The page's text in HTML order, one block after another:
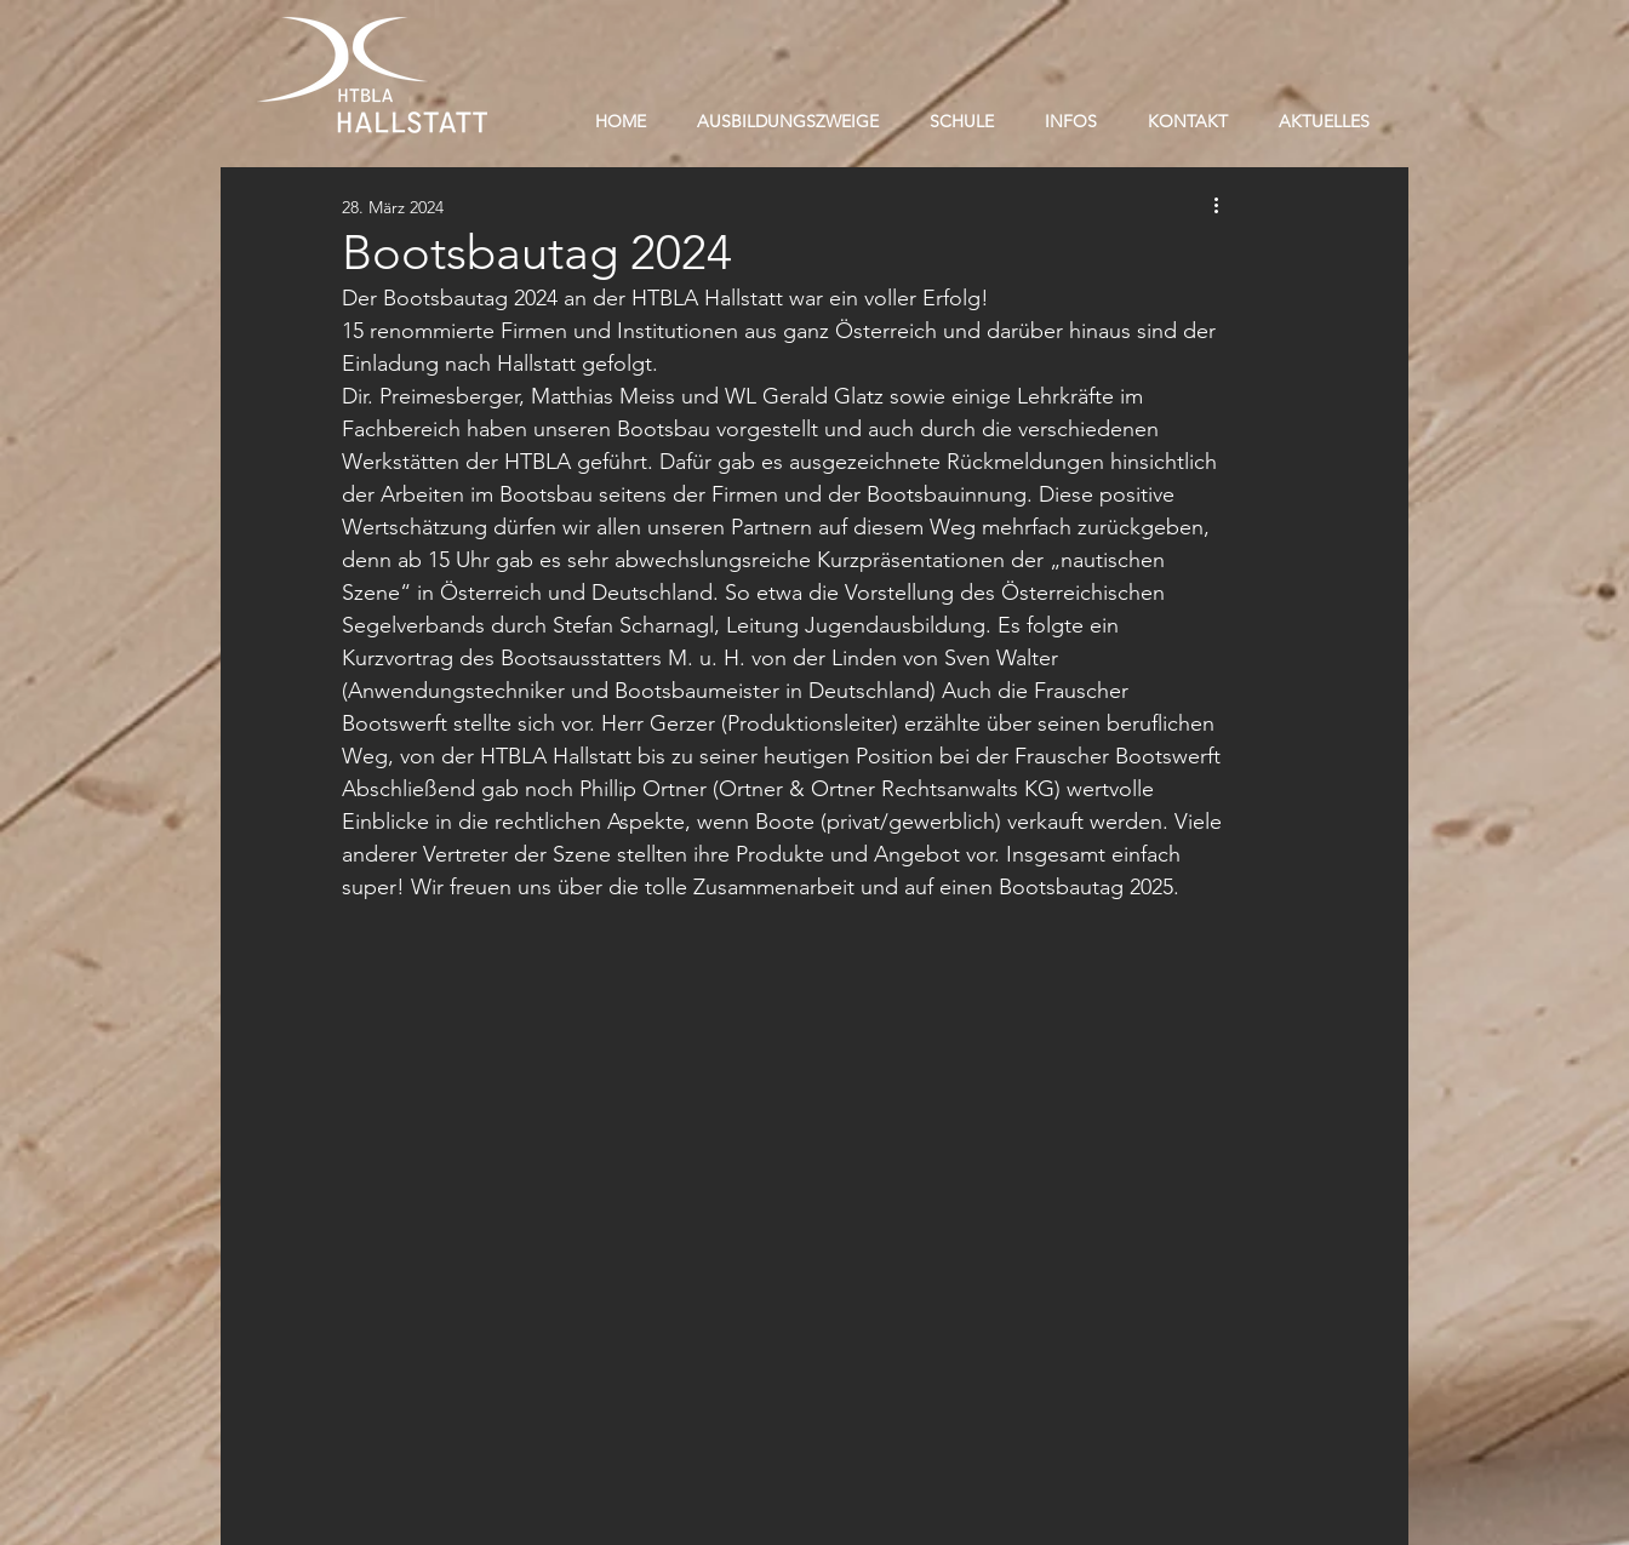
HOME AUSBILDUNGSZWEIGE SCHULE INFOS KONTAKT AKTUELLES
Bootsbautag 2024
28. März 2024
Der Bootsbautag 2024 an der HTBLA Hallstatt war ein voller Erfolg!
15 renommierte Firmen und Institutionen aus ganz Österreich und darüber hinaus sind der
Einladung nach Hallstatt gefolgt.
Dir. Preimesberger, Matthias Meiss und WL Gerald Glatz sowie einige Lehrkräfte im
Fachbereich haben unseren Bootsbau vorgestellt und auch durch die verschiedenen
Werkstätten der HTBLA geführt. Dafür gab es ausgezeichnete Rückmeldungen hinsichtlich
der Arbeiten im Bootsbau seitens der Firmen und der Bootsbauinnung. Diese positive
Wertschätzung dürfen wir allen unseren Partnern auf diesem Weg mehrfach zurückgeben,
denn ab 15 Uhr gab es sehr abwechslungsreiche Kurzpräsentationen der „nautischen
Szene“ in Österreich und Deutschland. So etwa die Vorstellung des Österreichischen
Segelverbands durch Stefan Scharnagl, Leitung Jugendausbildung. Es folgte ein
Kurzvortrag des Bootsausstatters M. u. H. von der Linden von Sven Walter
(Anwendungstechniker und Bootsbaumeister in Deutschland) Auch die Frauscher
Bootswerft stellte sich vor. Herr Gerzer (Produktionsleiter) erzählte über seinen beruflichen
Weg, von der HTBLA Hallstatt bis zu seiner heutigen Position bei der Frauscher Bootswerft
Abschließend gab noch Phillip Ortner (Ortner & Ortner Rechtsanwalts KG) wertvolle
Einblicke in die rechtlichen Aspekte, wenn Boote (privat/gewerblich) verkauft werden. Viele
anderer Vertreter der Szene stellten ihre Produkte und Angebot vor. Insgesamt einfach
super! Wir freuen uns über die tolle Zusammenarbeit und auf einen Bootsbautag 2025.